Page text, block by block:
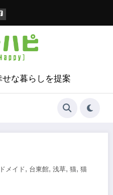
な暮らしを提案
メイド, 台東館, 浅草, 猫, 猫